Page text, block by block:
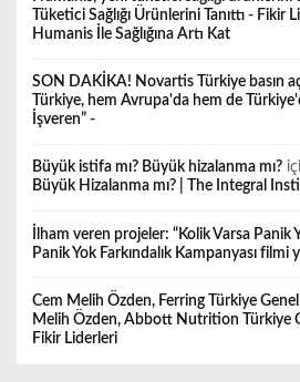
Tüketici Sağlığı Ürünlerini Tanıttı - Fikir
Humanis İle Sağlığına Artı Kat
SON DAKİKA! Novartis Türkiye basın
Türkiye, hem Avrupa'da hem de
İşveren” -
Büyük istifa mı? Büyük hizalanma mı?
Büyük Hizalanma mı? | The Integral
İlham veren projeler: “Kolik Varsa Panik
Panik Yok Farkındalık Kampanyası filmi
Cem Melih Özden, Ferring Türkiye
Melih Özden, Abbott Nutrition Türkiye
Fikir Liderleri